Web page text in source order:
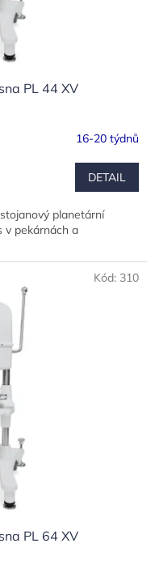
PL 44 XV
16-20 týdnů
DETAIL
planetární
v pekárnách a
PL 64 XV
Kód: 310